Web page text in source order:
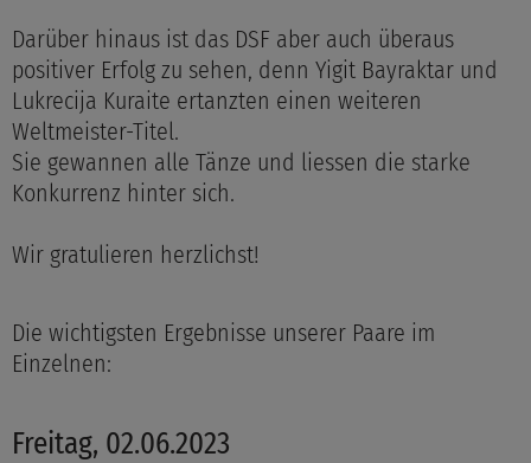
Darüber hinaus ist das DSF aber auch überaus
positiver Erfolg zu sehen, denn Yigit Bayraktar und
Lukrecija Kuraite ertanzten einen weiteren
Weltmeister-Titel.
Sie gewannen alle Tänze und liessen die starke
Konkurrenz hinter sich.
Wir gratulieren herzlichst!
Die wichtigsten Ergebnisse unserer Paare im
Einzelnen:
Freitag, 02.06.2023